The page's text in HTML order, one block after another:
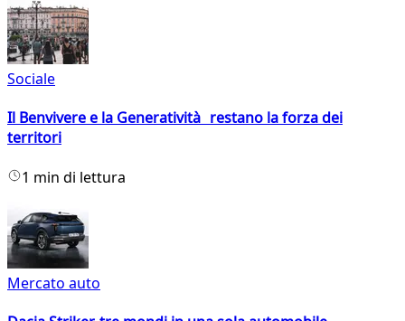
Sociale
Il Benvivere e la Generatività restano la forza dei
territori
1 min di lettura
Mercato auto